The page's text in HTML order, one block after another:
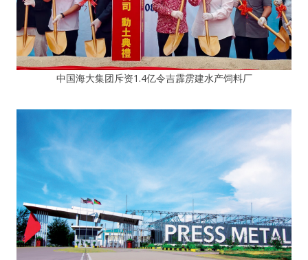
中国海大集团斥资1.4亿令吉霹雳建水产饲料厂